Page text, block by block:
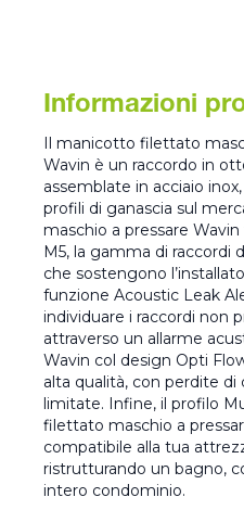
Informazioni
Il manicotto filettato
Wavin è un raccordo in
assemblate in acciaio
profili di ganascia sul
maschio a pressare
M5, la gamma di raccordi
che sostengono
funzione Acoustic Leak
individuare i raccordi non
attraverso un allarme
Wavin col design Opti
alta qualità, con perdite
limitate. Infine, il profilo
filettato maschio a
compatibile alla tua
ristrutturando un bagno,
intero condominio.